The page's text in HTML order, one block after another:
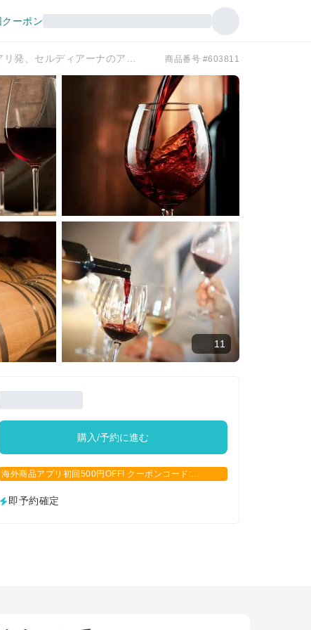
ーポン
商品番号 #603811
11
購入/予約に進む
海外商品アプリ初回500円OFF! クーポンコード:
即予約確定